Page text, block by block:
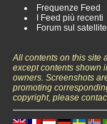
Frequenze Feed
I Feed più recenti
Forum sul
All contents on this site
except contents shown
owners. Screenshots
promoting
copyright, please